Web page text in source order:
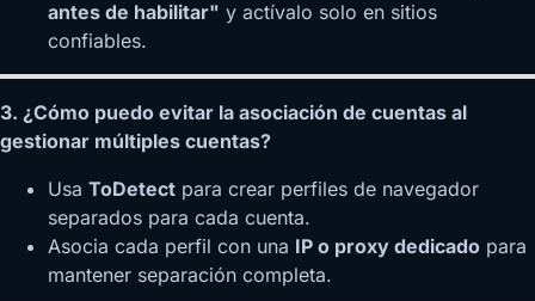
antes de habilitar" y actívalo solo en sitios
confiables.
3. ¿Cómo puedo evitar la asociación de cuentas al
gestionar múltiples cuentas?
Usa ToDetect para crear perfiles de navegador
separados para cada cuenta.
Asocia cada perfil con una IP o proxy dedicado para
mantener separación completa.